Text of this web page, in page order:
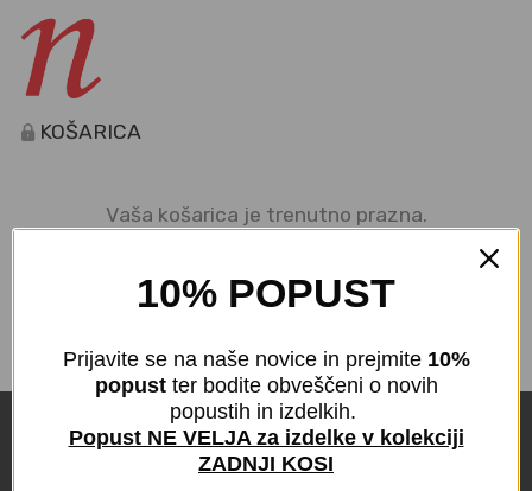
KOŠARICA
Vaša košarica je trenutno prazna.
POGOJI POSLOVANJA
PRAVILNIK O ZASEBNOSTI
10% POPUST
Prijavite se na naše novice in prejmite 10%
popust ter bodite obveščeni o novih
popustih in izdelkih.
Popust NE VELJA za izdelke v kolekciji
ZADNJI KOSI